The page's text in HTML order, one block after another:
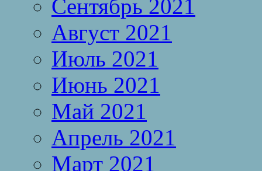
Сентябрь 2021
Август 2021
Июль 2021
Июнь 2021
Май 2021
Апрель 2021
Март 2021